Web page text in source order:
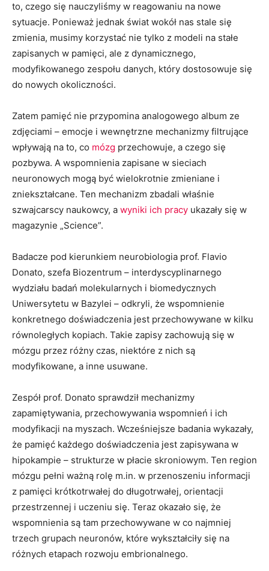
to, czego się nauczyliśmy w reagowaniu na nowe
sytuacje. Ponieważ jednak świat wokół nas stale się
zmienia, musimy korzystać nie tylko z modeli na stałe
zapisanych w pamięci, ale z dynamicznego,
modyfikowanego zespołu danych, który dostosowuje się
do nowych okoliczności.
Zatem pamięć nie przypomina analogowego album ze
zdjęciami – emocje i wewnętrzne mechanizmy filtrujące
wpływają na to, co mózg przechowuje, a czego się
pozbywa. A wspomnienia zapisane w sieciach
neuronowych mogą być wielokrotnie zmieniane i
zniekształcane. Ten mechanizm zbadali właśnie
szwajcarscy naukowcy, a wyniki ich pracy ukazały się w
magazynie „Science”.
Badacze pod kierunkiem neurobiologia prof. Flavio
Donato, szefa Biozentrum – interdyscyplinarnego
wydziału badań molekularnych i biomedycznych
Uniwersytetu w Bazylei – odkryli, że wspomnienie
konkretnego doświadczenia jest przechowywane w kilku
równoległych kopiach. Takie zapisy zachowują się w
mózgu przez różny czas, niektóre z nich są
modyfikowane, a inne usuwane.
Zespół prof. Donato sprawdził mechanizmy
zapamiętywania, przechowywania wspomnień i ich
modyfikacji na myszach. Wcześniejsze badania wykazały,
że pamięć każdego doświadczenia jest zapisywana w
hipokampie – strukturze w płacie skroniowym. Ten region
mózgu pełni ważną rolę m.in. w przenoszeniu informacji
z pamięci krótkotrwałej do długotrwałej, orientacji
przestrzennej i uczeniu się. Teraz okazało się, że
wspomnienia są tam przechowywane w co najmniej
trzech grupach neuronów, które wykształciły się na
różnych etapach rozwoju embrionalnego.